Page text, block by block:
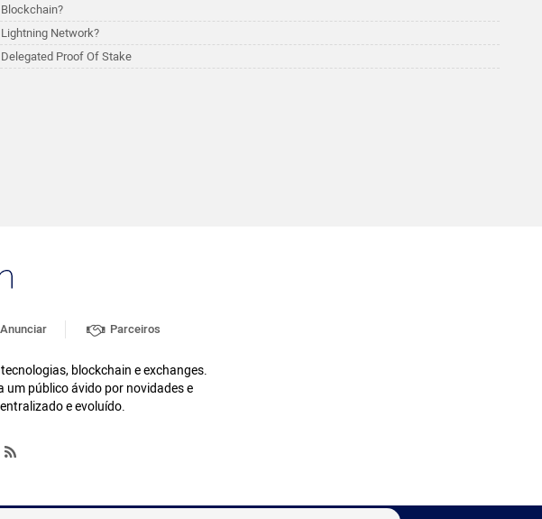
Network?
Proof Of Stake
Anunciar Parceiros
blockchain e exchanges.
público ávido por novidades e
e evoluído.